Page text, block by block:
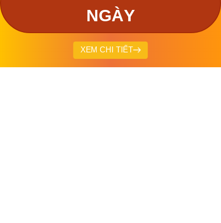
NGÀY
XEM CHI TIẾT